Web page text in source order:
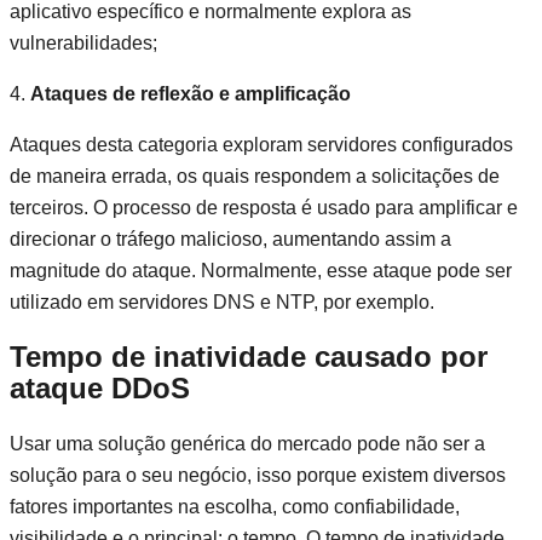
aplicativo específico e normalmente explora as
vulnerabilidades;
4. Ataques de reflexão e amplificação
Ataques desta categoria exploram servidores configurados
de maneira errada, os quais respondem a solicitações de
terceiros. O processo de resposta é usado para amplificar e
direcionar o tráfego malicioso, aumentando assim a
magnitude do ataque. Normalmente, esse ataque pode ser
utilizado em servidores DNS e NTP, por exemplo.
Tempo de inatividade causado por
ataque DDoS
Usar uma solução genérica do mercado pode não ser a
solução para o seu negócio, isso porque existem diversos
fatores importantes na escolha, como confiabilidade,